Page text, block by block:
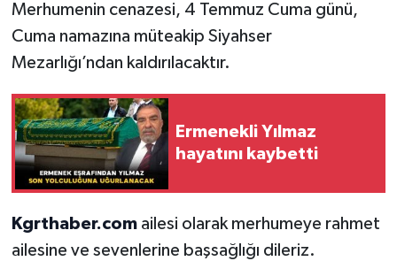
Merhumenin cenazesi, 4 Temmuz Cuma günü,
Cuma namazına müteakip Siyahser
Mezarlığı’ndan kaldırılacaktır.
Ermenekli Yılmaz
hayatını kaybetti
Kgrthaber.comailesi olarak merhumeye rahmet
ailesine ve sevenlerine başsağlığı dileriz.